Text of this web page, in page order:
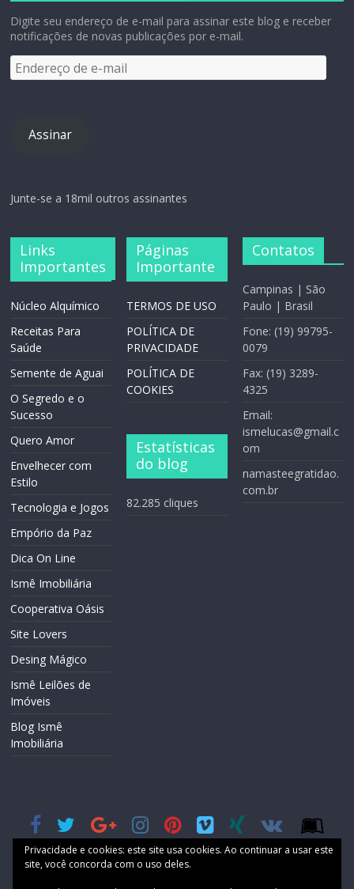
Digite seu endereço de e-mail para assinar este blog e receber
notificações de novas publicações por e-mail.
Assinar
Junte-se a 18mil outros assinantes
Links
Importantes
Núcleo Alquímico
Receitas Para
Saúde
Semente de Aguai
O Segredo e o
Sucesso
Quero Amor
Envelhecer com
Estilo
Tecnologia e Jogos
Empório da Paz
Dica On Line
Ismê Imobiliária
Cooperativa Oásis
Site Lovers
Desing Mágico
Ismê Leilões de
Imóveis
Blog Ismê
Imobiliária
Páginas
Importante
TERMOS DE USO
POLÍTICA DE
PRIVACIDADE
POLÍTICA DE
COOKIES
Estatísticas
do blog
82.285 cliques
Contatos
Campinas | São
Paulo | Brasil
Fone: (19) 99795-
0079
Fax: (19) 3289-
4325
Email:
ismelucas@gmail.c
om
namasteegratidao.
com.br
Privacidade e cookies: este site usa cookies. Ao continuar a usar este
site, você concorda com o uso deles.